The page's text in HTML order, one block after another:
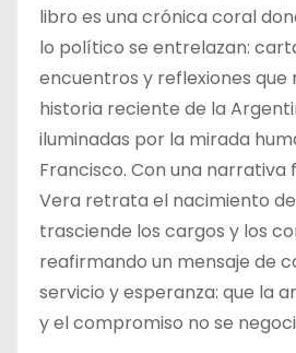
libro es una crónica coral
lo político se entrelazan:
encuentros y reflexiones que
historia reciente de la
iluminadas por la mirada
Francisco. Con una narrativa
Vera retrata el nacimiento
trasciende los cargos y los
reafirmando un mensaje de
servicio y esperanza: que la
y el compromiso no se